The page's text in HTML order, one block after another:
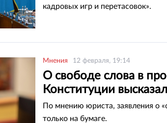
кадровых игр и перетасовок».
Мнения 12 февраля, 19:14
О свободе слова в
Конституции
По мнению юриста, заявления о
только на бумаге.